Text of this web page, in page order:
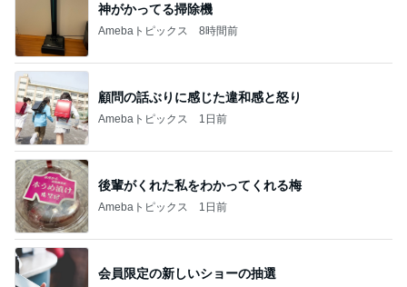
神がかってる掃除機
Amebaトピックス 8時間前
顧問の話ぶりに感じた違和感と怒り
Amebaトピックス 1日前
後輩がくれた私をわかってくれる梅
Amebaトピックス 1日前
会員限定の新しいショーの抽選